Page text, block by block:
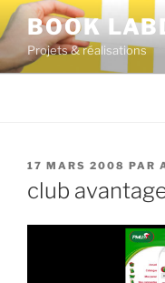
BOOK
Projets & réalisations
17 MARS 2008 PAR
club